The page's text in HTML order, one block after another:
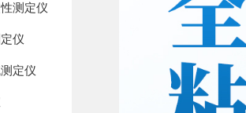
测定仪
仪
定仪